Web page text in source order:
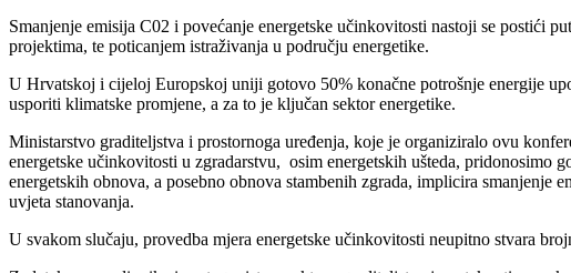
Smanjenje emisija C02 i povećanje energetske učinkovitosti nastoji se postići
projektima, te poticanjem istraživanja u području energetike.
U Hrvatskoj i cijeloj Europskoj uniji gotovo 50% konačne potrošnje energije
usporiti klimatske promjene, a za to je ključan sektor energetike.
Ministarstvo graditeljstva i prostornoga uređenja, koje je organiziralo ovu
energetske učinkovitosti u zgradarstvu, osim energetskih ušteda, pridonosimo
energetskih obnova, a posebno obnova stambenih zgrada, implicira
uvjeta stanovanja.
U svakom slučaju, provedba mjera energetske učinkovitosti neupitno stvara